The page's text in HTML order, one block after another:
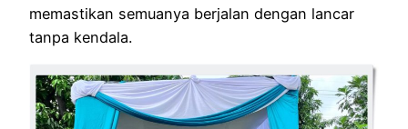
memastikan semuanya berjalan dengan lancar
tanpa kendala.